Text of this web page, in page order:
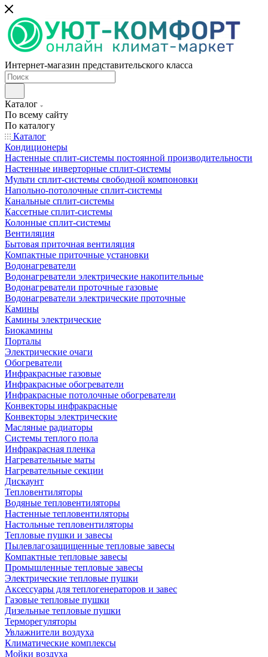
Интернет-магазин представительского класса
Каталог
По всему сайту
По каталогу
Каталог
Кондиционеры
Настенные сплит-системы постоянной производительности
Настенные инверторные сплит-системы
Мульти сплит-системы свободной компоновки
Напольно-потолочные сплит-системы
Канальные сплит-системы
Кассетные сплит-системы
Колонные сплит-системы
Вентиляция
Бытовая приточная вентиляция
Компактные приточные установки
Водонагреватели
Водонагреватели электрические накопительные
Водонагреватели проточные газовые
Водонагреватели электрические проточные
Камины
Камины электрические
Биокамины
Порталы
Электрические очаги
Обогреватели
Инфракрасные газовые
Инфракрасные обогреватели
Инфракрасные потолочные обогреватели
Конвекторы инфракрасные
Конвекторы электрические
Масляные радиаторы
Системы теплого пола
Инфракрасная пленка
Нагревательные маты
Нагревательные секции
Дискаунт
Тепловентиляторы
Водяные тепловентиляторы
Настенные тепловентиляторы
Настольные тепловентиляторы
Тепловые пушки и завесы
Пылевлагозащищенные тепловые завесы
Компактные тепловые завесы
Промышленные тепловые завесы
Электрические тепловые пушки
Аксессуары для теплогенераторов и завес
Газовые тепловые пушки
Дизельные тепловые пушки
Терморегуляторы
Увлажнители воздуха
Климатические комплексы
Мойки воздуха